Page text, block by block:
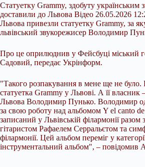
Статуетку Grammy, здобуту українським
доставили до Львова Відео 26.05.2026
Львова привезли статуетку Grammy, за
львівський звукорежисер Володимир
Про це оприлюднив у Фейсбуці міський
Садовий, передає Укрінформ.
"Такого розпакування в мене ще не
статуетка Grammy у Львові. А її власник
Львова Володимир Пунько. Володимир
за свою роботу над альбомом Y el canto
записаний у Львівській філармонії разом
гітаристом Рафаелем Серральєтом та
філармонії. Цей альбом переміг у
інструментальний альбом", – повідомив